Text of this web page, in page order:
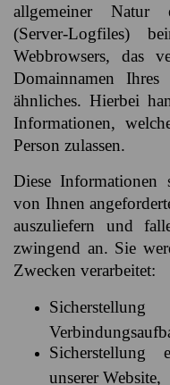
allgemeiner Natur
(Server-Logfiles)
Webbrowsers, das
Domainnamen Ihres
ähnliches. Hierbei
Informationen,
Person zulassen.
Diese Informationen
von Ihnen
auszuliefern und
zwingend an. Sie
Zwecken verarbeitet:
Sicherstellung
unserer Website,